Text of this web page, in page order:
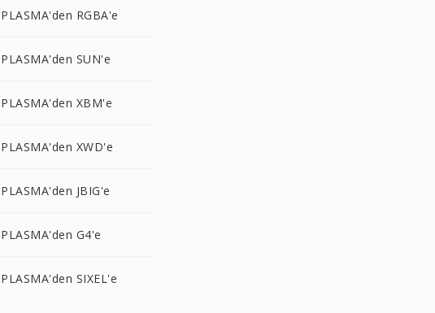
PLASMA'den RGBA'e
PLASMA'den SUN'e
PLASMA'den XBM'e
PLASMA'den XWD'e
PLASMA'den JBIG'e
PLASMA'den G4'e
PLASMA'den SIXEL'e